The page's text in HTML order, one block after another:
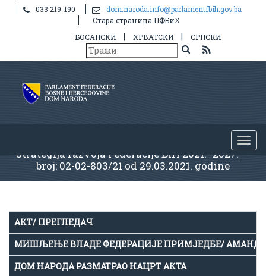
033 219-190
dom.naroda.info@parlamentfbih.gov.ba
Стара страница ПФБиХ
БОСАНСКИ
| ХРВАТСКИ | СРПСКИ
Strategija razvoja Federacije BiH 2021.- 2027. - -
broj: 02-02-803/21 od 29.03.2021. godine
АКТ/ ПРЕГЛЕДАЧ
МИШЉЕЊЕ ВЛАДЕ ФЕДЕРАЦИЈЕ ПРИМЈЕДБЕ/
ДОМ НАРОДА РАЗМАТРАО НАЦРТ АКТА